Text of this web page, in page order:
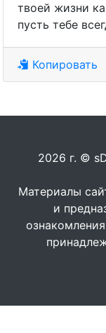
твоей жизни
пусть тебе
Копировать
2026 г. ©
Материалы
и